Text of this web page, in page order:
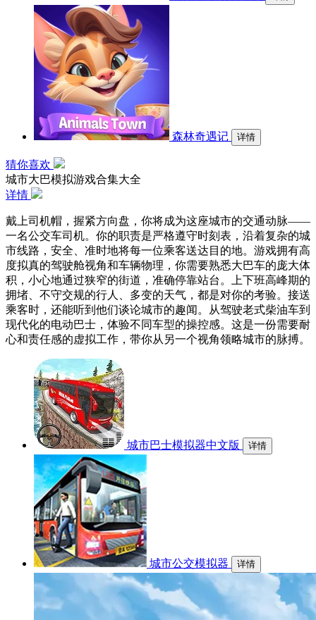
森林奇遇记 详情
猜你喜欢
城市大巴模拟游戏合集大全
详情
戴上司机帽，握紧方向盘，你将成为这座城市的交通动脉——
一名公交车司机。你的职责是严格遵守时刻表，沿着复杂的城
市线路，安全、准时地将每一位乘客送达目的地。游戏拥有高
度拟真的驾驶舱视角和车辆物理，你需要熟悉大巴车的庞大体
积，小心地通过狭窄的街道，准确停靠站台。上下班高峰期的
拥堵、不守交规的行人、多变的天气，都是对你的考验。接送
乘客时，还能听到他们谈论城市的趣闻。从驾驶老式柴油车到
现代化的电动巴士，体验不同车型的操控感。这是一份需要耐
心和责任感的虚拟工作，带你从另一个视角领略城市的脉搏。
城市巴士模拟器中文版 详情
城市公交模拟器 详情